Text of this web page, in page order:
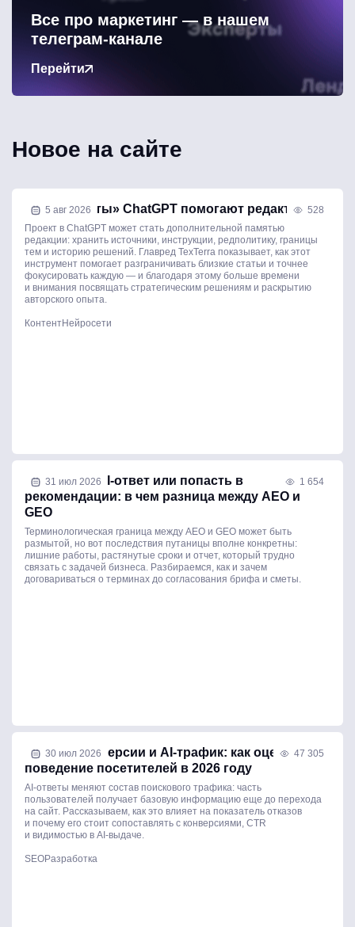
Все про маркетинг — в нашем
телеграм-канале
Перейти
Новое на сайте
5 авг 2026 528
Как «Проекты» ChatGPT помогают редакторам
Проект в ChatGPT может стать дополнительной памятью
редакции: хранить источники, инструкции, редполитику, границы
тем и историю решений. Главред TexTerra показывает, как этот
инструмент помогает разграничивать близкие статьи и точнее
фокусировать каждую — и благодаря этому больше времени
и внимания посвящать стратегическим решениям и раскрытию
авторского опыта.
КонтентНейросети
31 июл 2026 1 654
Исправить AI-ответ или попасть в
рекомендации: в чем разница между AEO и
GEO
Терминологическая граница между AEO и GEO может быть
размытой, но вот последствия путаницы вполне конкретны:
лишние работы, растянутые сроки и отчет, который трудно
связать с задачей бизнеса. Разбираемся, как и зачем
договариваться о терминах до согласования брифа и сметы.
30 июл 2026 47 305
Отказы, конверсии и AI-трафик: как оценивать
поведение посетителей в 2026 году
AI-ответы меняют состав поискового трафика: часть
пользователей получает базовую информацию еще до перехода
на сайт. Рассказываем, как это влияет на показатель отказов
и почему его стоит сопоставлять с конверсиями, CTR
и видимостью в AI-выдаче.
SEOРазработка